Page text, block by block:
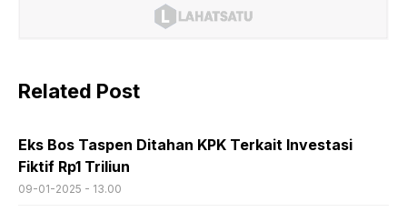
Related Post
Eks Bos Taspen Ditahan KPK Terkait Investasi
Fiktif Rp1 Triliun
09-01-2025 - 13.00